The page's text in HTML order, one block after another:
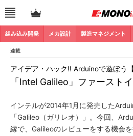
組み込み開発 メカ設計 製造マネジメント
連載
「Intel Galileo」ファースト
アイデア・ハック!! Arduinoで遊ぼう
インテルが2014年1月に発売した
「Galileo（ガリレオ）」。今回、
縁で、Galileoのレビューをする機会